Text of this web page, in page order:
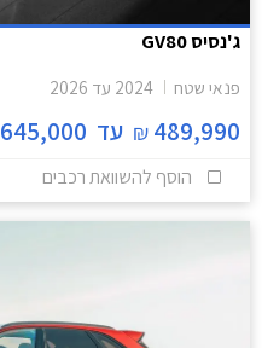
ג'נסיס GV80
פנאי שטח 2024 עד 2026
489,990
₪ עד 645,000
הוסף להשוואת רכבים